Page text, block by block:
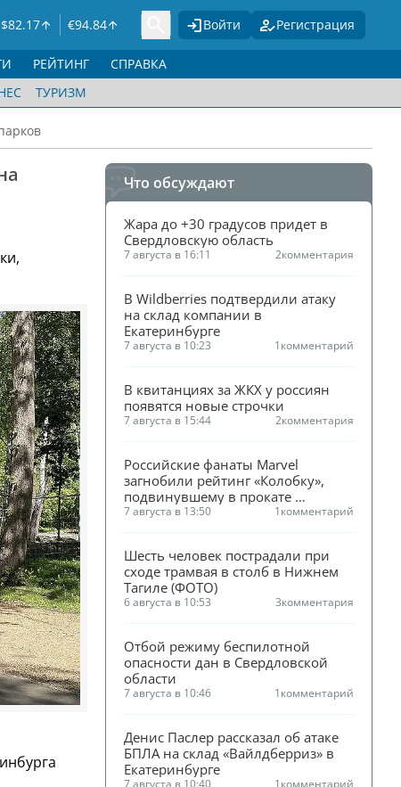
$82.17 €94.84 Войти Регистрация
ТУРИЗМ
РЕЙТИНГ СПРАВКА
Что обсуждают
Жара до +30 градусов придет в
Свердловскую область
7 августа в 16:11 2комментария
В Wildberries подтвердили атаку
на склад компании в
Екатеринбурге
7 августа в 10:23 1комментарий
В квитанциях за ЖКХ у россиян
появятся новые строчки
7 августа в 15:44 2комментария
Российские фанаты Marvel
загнобили рейтинг «Колобку»,
подвинувшему в прокате
«Человека-паука»
7 августа в 13:50 1комментарий
Шесть человек пострадали при
сходе трамвая в столб в Нижнем
Тагиле (ФОТО)
6 августа в 10:53 3комментария
Отбой режиму беспилотной
опасности дан в Свердловской
области
7 августа в 10:46 1комментарий
Денис Паслер рассказал об атаке
БПЛА на склад «Вайлдберриз» в
Екатеринбурге
7 августа в 10:40 1комментарий